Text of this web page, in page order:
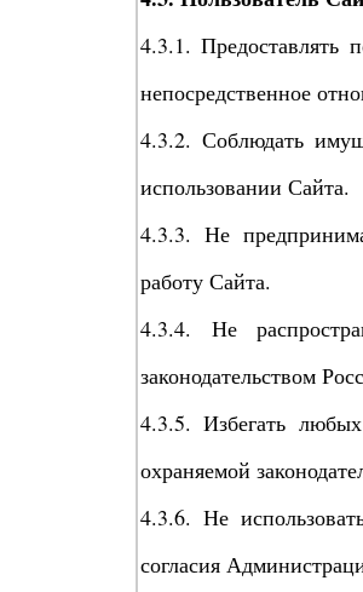
4.3.1. Предоставлять
непосредственное
4.3.2. Соблюдать
использовании Сайта.
4.3.3. Не
работу Сайта.
4.3.4. Не
законодательством
4.3.5. Избегать
охраняемой
4.3.6. Не
согласия